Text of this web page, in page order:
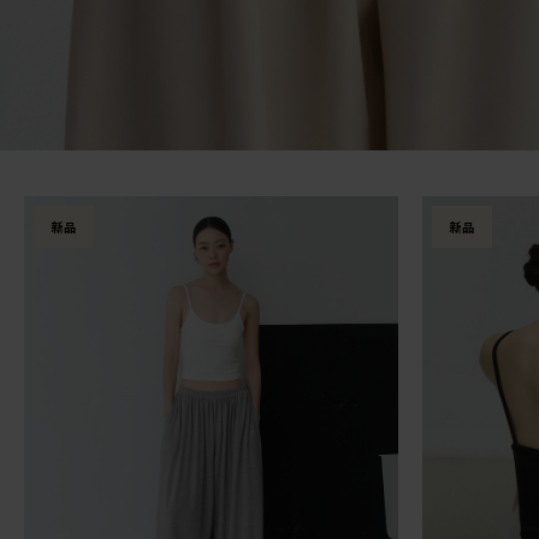
新品 新品